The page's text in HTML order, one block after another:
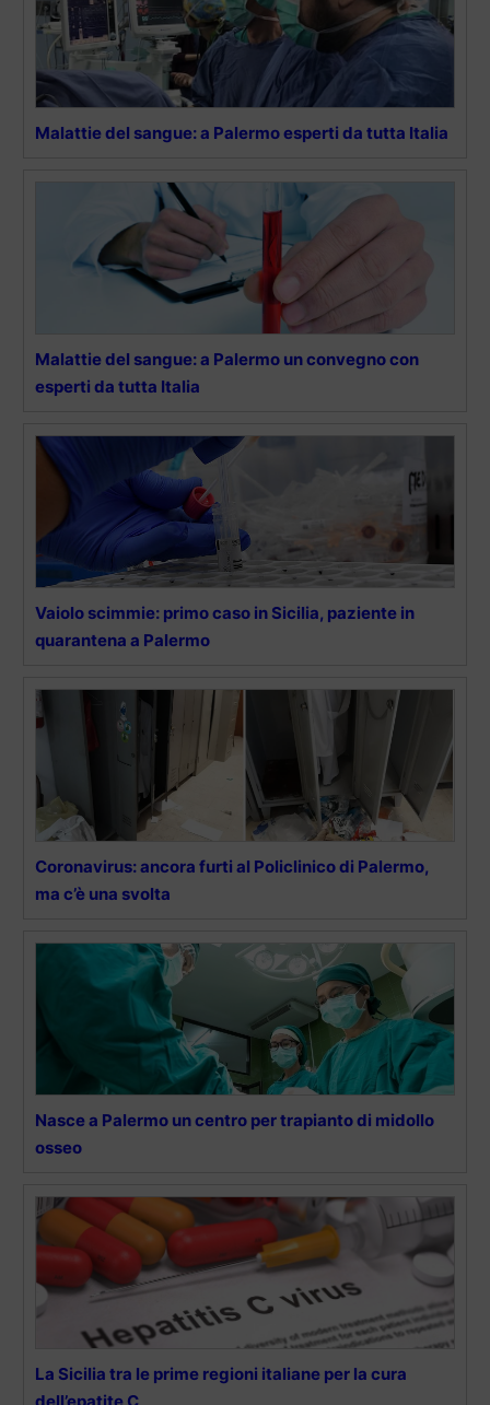
Malattie del sangue: a Palermo esperti da tutta Italia
Malattie del sangue: a Palermo un convegno con
esperti da tutta Italia
Vaiolo scimmie: primo caso in Sicilia, paziente in
quarantena a Palermo
Coronavirus: ancora furti al Policlinico di Palermo,
ma c’è una svolta
Nasce a Palermo un centro per trapianto di midollo
osseo
La Sicilia tra le prime regioni italiane per la cura
dell’epatite C